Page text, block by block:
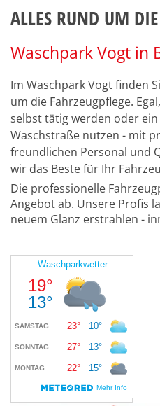
ALLES RUND UM
Waschpark Vogt in
Im Waschpark Vogt finden
um die Fahrzeugpflege.
selbst tätig werden oder
Waschstraße nutzen - mit
freundlichen Personal und
wir das Beste für Ihr
Die professionelle
Angebot ab. Unsere Profis
neuem Glanz erstrahlen -